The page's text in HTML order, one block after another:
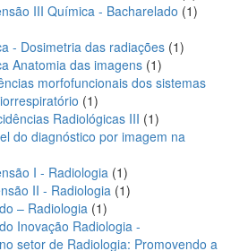
III Química - Bacharelado 11
- Dosimetria das radiações 11
Anatomia das imagens 11
produto
morfofuncionais dos sistemas
11
produto
Radiológicas III 11
produto
do diagnóstico por imagem na
I - Radiologia 11
produto
II - Radiologia 11
– Radiologia 11
produto
Inovação Radiologia -
setor de Radiologia: Promovendo a